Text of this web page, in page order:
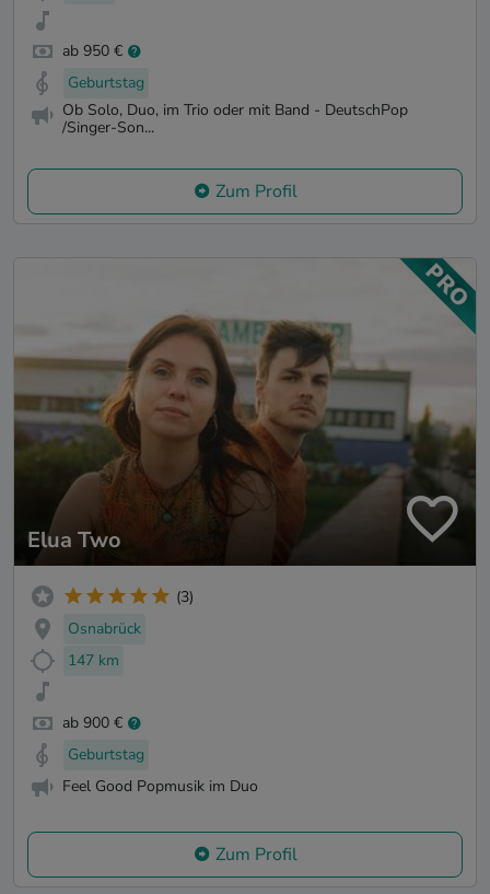
ab 950 €
Geburtstag
Ob Solo, Duo, im Trio oder mit Band - DeutschPop
/Singer-Son...
Zum Profil
Elua Two
(3)
Osnabrück
147 km
ab 900 €
Geburtstag
Feel Good Popmusik im Duo
Zum Profil